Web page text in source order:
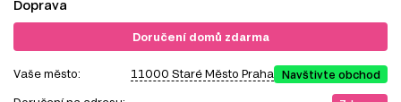
Doprava
Doručení domů zdarma
Vaše město: 11000 Staré Město Praha Navštivte obchod